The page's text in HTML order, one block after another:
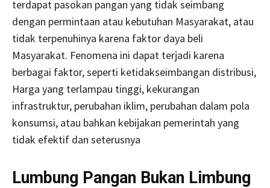
terdapat pasokan pangan yang tidak seimbang
dengan permintaan atau kebutuhan Masyarakat, atau
tidak terpenuhinya karena faktor daya beli
Masyarakat. Fenomena ini dapat terjadi karena
berbagai faktor, seperti ketidakseimbangan distribusi,
Harga yang terlampau tinggi, kekurangan
infrastruktur, perubahan iklim, perubahan dalam pola
konsumsi, atau bahkan kebijakan pemerintah yang
tidak efektif dan seterusnya
Lumbung Pangan Bukan Limbung